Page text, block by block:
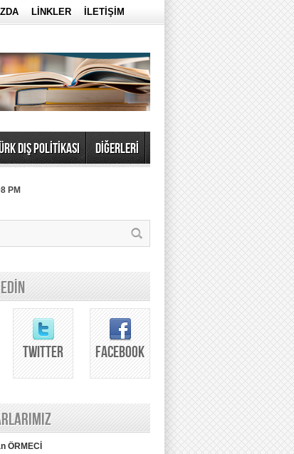
LİNKLER İLETİŞİM
DIŞ POLİTİKASI DİĞERLERİ
PM
TWITTER FACEBOOK
ÖRMECİ